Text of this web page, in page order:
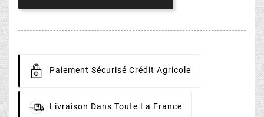
Paiement Sécurisé Crédit Agricole
Livraison Dans Toute La France